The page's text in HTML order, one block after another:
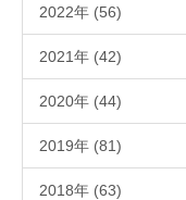
2022年 (56)
2021年 (42)
2020年 (44)
2019年 (81)
2018年 (63)